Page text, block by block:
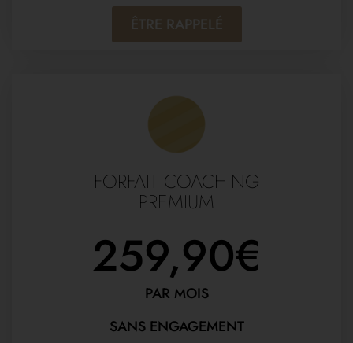
ÊTRE RAPPELÉ
FORFAIT COACHING
PREMIUM
259,90€
PAR MOIS
SANS ENGAGEMENT